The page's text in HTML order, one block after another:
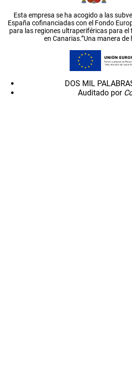
Esta empresa se ha acogido a las
España cofinanciadas con el Fondo
para las regiones ultraperiféricas para
en Canarias.”Una manera de
DOS MIL
Auditado por